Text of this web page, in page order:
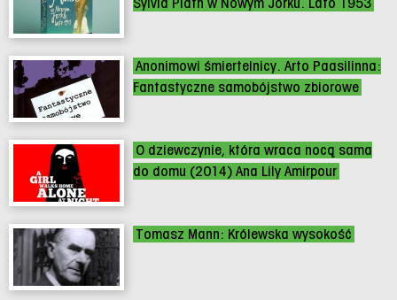
Anonimowi śmiertelnicy. Arto Paasilinna:
Fantastyczne samobójstwo zbiorowe
O dziewczynie, która wraca nocą sama
do domu (2014) Ana Lily Amirpour
Tomasz Mann: Królewska wysokość